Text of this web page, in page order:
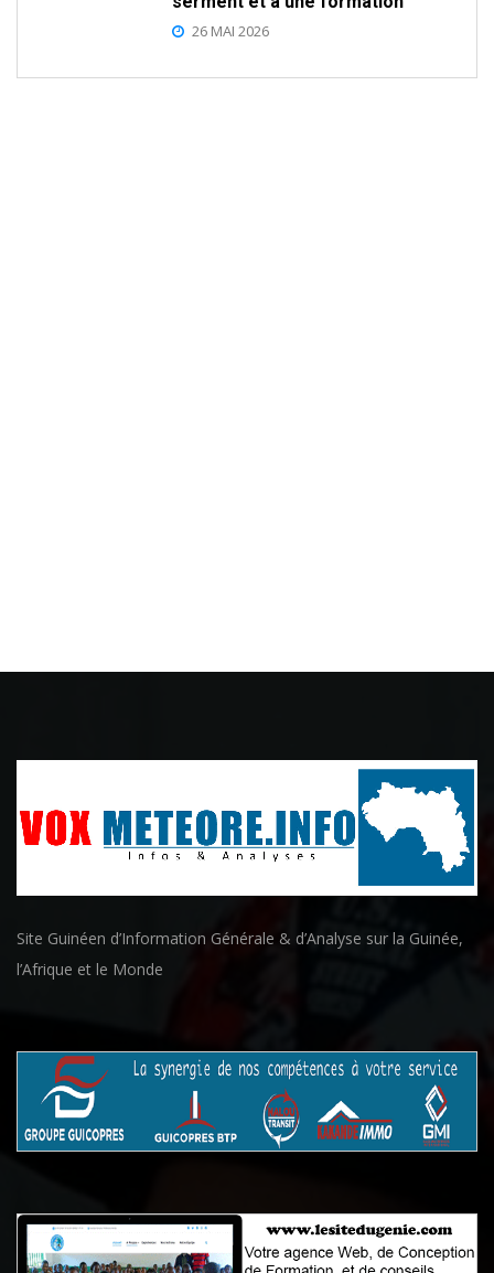
26 MAI 2026
Site Guinéen d’Information Générale & d’Analyse sur la Guinée,
l’Afrique et le Monde